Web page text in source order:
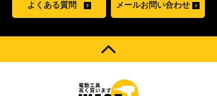
よくある質問 メールお問い合わせ